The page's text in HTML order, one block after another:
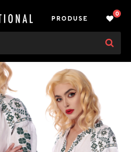
PRODUSE
0